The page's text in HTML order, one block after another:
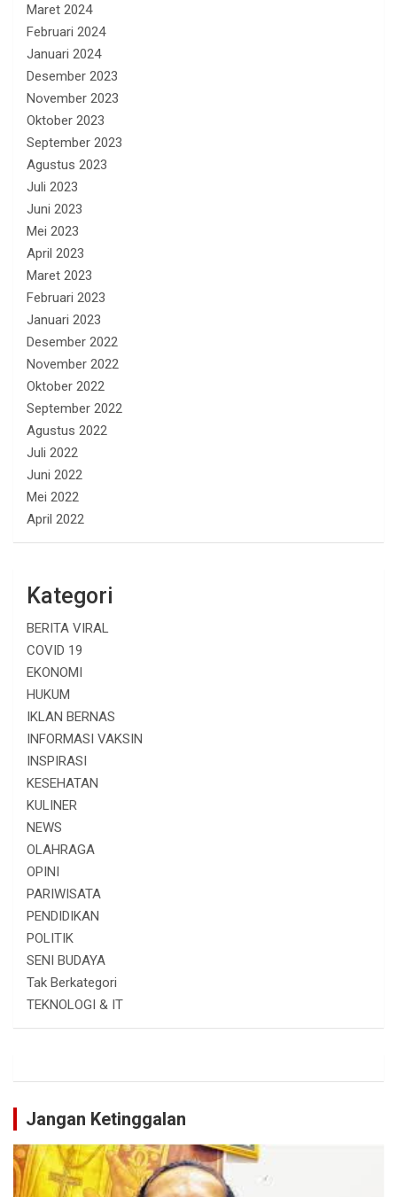
Maret 2024
Februari 2024
Januari 2024
Desember 2023
November 2023
Oktober 2023
September 2023
Agustus 2023
Juli 2023
Juni 2023
Mei 2023
April 2023
Maret 2023
Februari 2023
Januari 2023
Desember 2022
November 2022
Oktober 2022
September 2022
Agustus 2022
Juli 2022
Juni 2022
Mei 2022
April 2022
Kategori
BERITA VIRAL
COVID 19
EKONOMI
HUKUM
IKLAN BERNAS
INFORMASI VAKSIN
INSPIRASI
KESEHATAN
KULINER
NEWS
OLAHRAGA
OPINI
PARIWISATA
PENDIDIKAN
POLITIK
SENI BUDAYA
Tak Berkategori
TEKNOLOGI & IT
Jangan Ketinggalan